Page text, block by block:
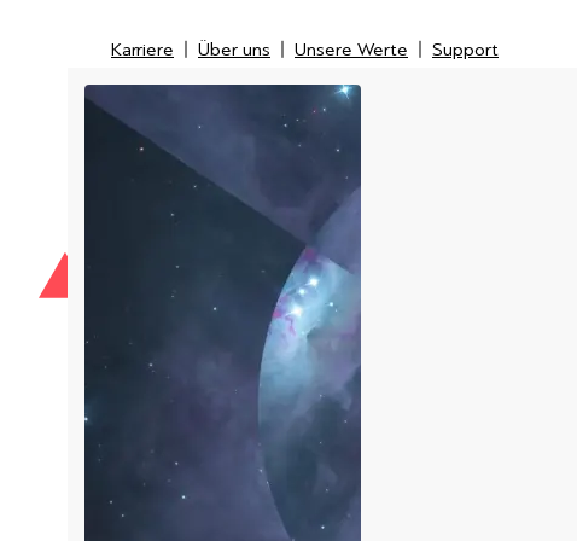
Karriere Über uns Unsere Werte Support
Karriere
Über uns
Unsere Werte
IT-Security
IT-Messtechnik
Managed Service Provider
Kunden